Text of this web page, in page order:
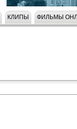
КЛИПЫ ФИЛЬМЫ